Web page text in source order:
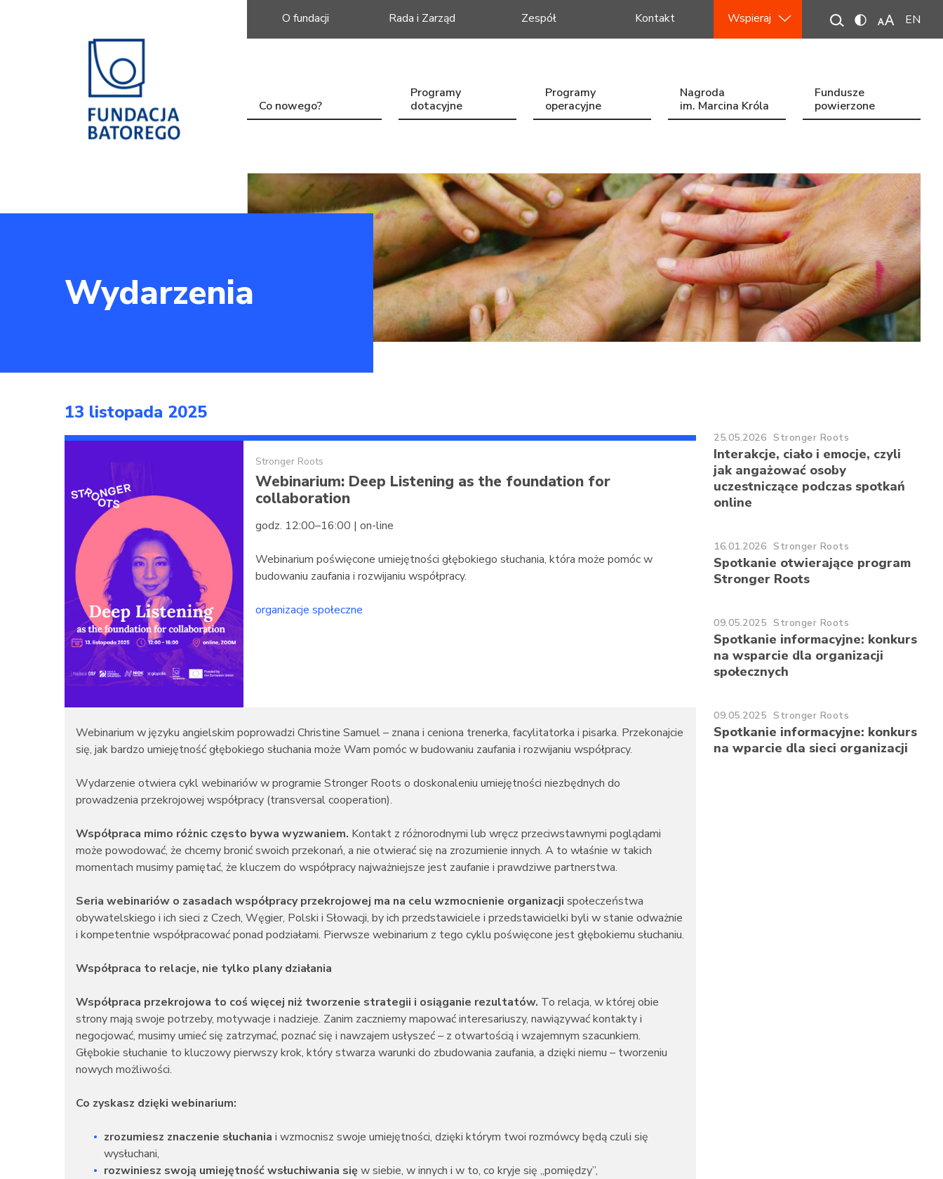
O fundacji Rada i Zarząd Zespół Kontakt Wspieraj EN
Co nowego?
Programy
dotacyjne
Programy
operacyjne
Nagroda
im. Marcina Króla
Fundusze
powierzone
Wydarzenia
13 listopada 2025
Stronger Roots
Webinarium: Deep Listening as the foundation for
collaboration
godz. 12:00–16:00 | on-line
Webinarium poświęcone umiejętności głębokiego słuchania, która może pomóc w
budowaniu zaufania i rozwijaniu współpracy.
organizacje społeczne
Webinarium w języku angielskim poprowadzi Christine Samuel – znana i ceniona trenerka, facylitatorka i pisarka. Przekonajcie
się, jak bardzo umiejętność głębokiego słuchania może Wam pomóc w budowaniu zaufania i rozwijaniu współpracy.
Wydarzenie otwiera cykl webinariów w programie Stronger Roots o doskonaleniu umiejętności niezbędnych do
prowadzenia przekrojowej współpracy (transversal cooperation).
Współpraca mimo różnic często bywa wyzwaniem. Kontakt z różnorodnymi lub wręcz przeciwstawnymi poglądami
może powodować, że chcemy bronić swoich przekonań, a nie otwierać się na zrozumienie innych. A to właśnie w takich
momentach musimy pamiętać, że kluczem do współpracy najważniejsze jest zaufanie i prawdziwe partnerstwa.
Seria webinariów o zasadach współpracy przekrojowej ma na celu wzmocnienie organizacji społeczeństwa
obywatelskiego i ich sieci z Czech, Węgier, Polski i Słowacji, by ich przedstawiciele i przedstawicielki byli w stanie odważnie
i kompetentnie współpracować ponad podziałami. Pierwsze webinarium z tego cyklu poświęcone jest głębokiemu słuchaniu.
Współpraca to relacje, nie tylko plany działania
Współpraca przekrojowa to coś więcej niż tworzenie strategii i osiąganie rezultatów. To relacja, w której obie
strony mają swoje potrzeby, motywacje i nadzieje. Zanim zaczniemy mapować interesariuszy, nawiązywać kontakty i
negocjować, musimy umieć się zatrzymać, poznać się i nawzajem usłyszeć – z otwartością i wzajemnym szacunkiem.
Głębokie słuchanie to kluczowy pierwszy krok, który stwarza warunki do zbudowania zaufania, a dzięki niemu – tworzeniu
nowych możliwości.
Co zyskasz dzięki webinarium:
zrozumiesz znaczenie słuchania i wzmocnisz swoje umiejętności, dzięki którym twoi rozmówcy będą czuli się
wysłuchani,
rozwiniesz swoją umiejętność wsłuchiwania się w siebie, w innych i w to, co kryje się „pomiędzy”,
25.05.2026 Stronger Roots
Interakcje, ciało i emocje, czyli
jak angażować osoby
uczestniczące podczas spotkań
online
16.01.2026 Stronger Roots
Spotkanie otwierające program
Stronger Roots
09.05.2025 Stronger Roots
Spotkanie informacyjne: konkurs
na wsparcie dla organizacji
społecznych
09.05.2025 Stronger Roots
Spotkanie informacyjne: konkurs
na wparcie dla sieci organizacji